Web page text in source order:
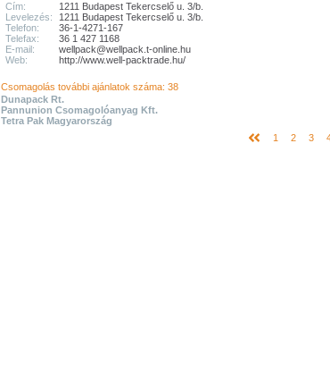
Cím:
1211 Budapest Tekercselő u. 3/b.
Levelezés:
1211 Budapest Tekercselő u. 3/b.
Telefon:
36-1-4271-167
Telefax:
36 1 427 1168
E-mail:
wellpack@wellpack.t-online.hu
Web:
http://www.well-packtrade.hu/
Csomagolás további ajánlatok száma: 38
Dunapack Rt.
Pannunion Csomagolóanyag Kft.
Tetra Pak Magyarország
1
2 3